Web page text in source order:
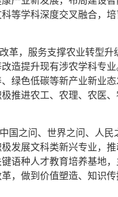
等学科深度交叉融合，培
，服务支撑农业转型升
造提升现有涉农学科专
绿色低碳等新产业新业
推进农工、农理、农医
国之问、世界之问、人民
发展文科类新兴专业，
语种人才教育培养基地
，做到价值塑造、知识